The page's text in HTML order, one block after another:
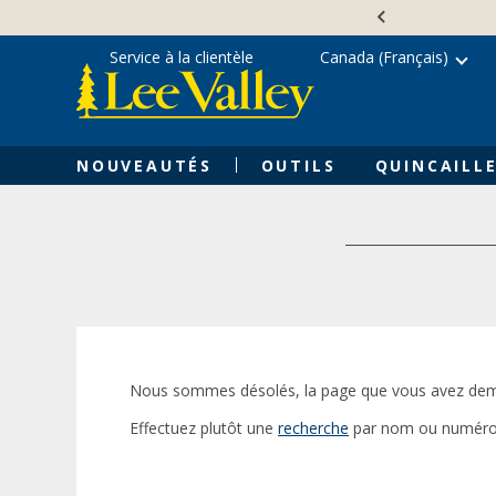
content
NOUVEAUTÉS OUTILS
Service à la clientèle Canada (Français)
Nous sommes désolés, la page que vous avez
Effectuez plutôt une recherche par nom ou